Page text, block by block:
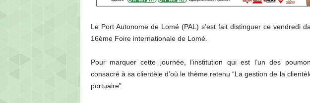
Le Port Autonome de Lomé (PAL) s’est fait distinguer ce vendredi
16ème Foire internationale de Lomé.
Pour marquer cette journée, l’institution qui est l’un des
consacré à sa clientèle d’où le thème retenu “La gestion de la
portuaire”.